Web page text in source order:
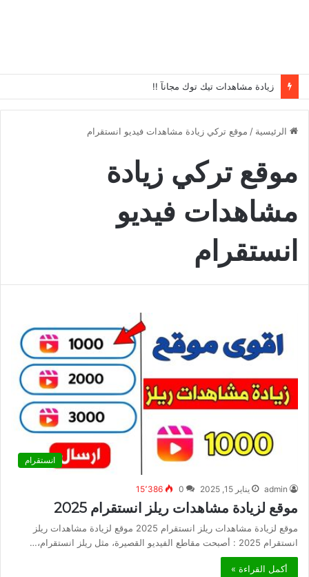
زيادة مشاهدات تيك توك مجانآ !!
الرئيسية / موقع تركي زيادة مشاهدات فيديو انستقرام
موقع تركي زيادة
مشاهدات فيديو
انستقرام
انستقرام
admin يناير 15, 2025 0 15٬386
موقع لزيادة مشاهدات ريلز انستقرام 2025
موقع لزيادة مشاهدات ريلز انستقرام 2025 موقع لزيادة مشاهدات ريلز
انستقرام 2025 : أصبحت مقاطع الفيديو القصيرة، مثل ريلز انستقرام،…
أكمل القراءة »